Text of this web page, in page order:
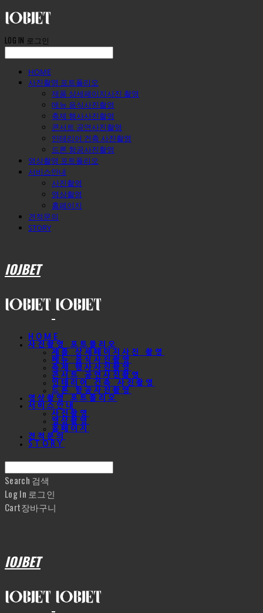
LOG IN 로그인
HOME
사진촬영 포트폴리오
제품 상세페이지사진 촬영
메뉴 음식사진촬영
축제 행사사진촬영
콘서트 공연사진촬영
인테리어 건축 사진촬영
드론 항공사진촬영
영상촬영 포트폴리오
서비스안내
사진촬영
영상촬영
홈페이지
견적문의
STORY
IOJBET
HOME
사진촬영 포트폴리오
제품 상세페이지사진 촬영
메뉴 음식사진촬영
축제 행사사진촬영
콘서트 공연사진촬영
인테리어 건축 사진촬영
드론 항공사진촬영
영상촬영 포트폴리오
서비스안내
사진촬영
영상촬영
홈페이지
견적문의
STORY
Search 검색
Log In 로그인
Cart장바구니
IOJBET